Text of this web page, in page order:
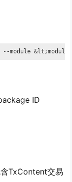
module
ID
TxContent交易